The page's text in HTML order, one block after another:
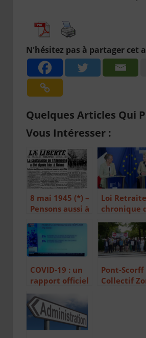
N'hésitez pas à partager cet
Quelques Articles Qui
Vous Intéresser :
8 mai 1945 (*) –
Pensons aussi à
Loi
chronique
échec
COVID-19 : un
rapport officiel
enterré
Pont-Scorff
Collectif